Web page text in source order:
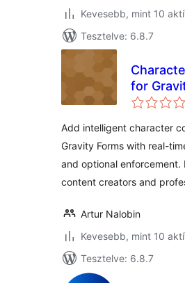
Kevesebb, mint 10
Tesztelve: 6.8.7
for
Add intelligent character
Gravity Forms with real-
and optional enforcement.
content creators and
Artur Nalobin
Kevesebb, mint 10
Tesztelve: 6.8.7